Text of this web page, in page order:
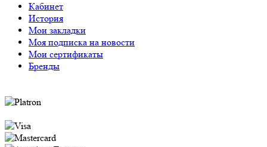
Кабинет
История
Мои закладки
Моя подписка на новости
Мои сертификаты
Бренды